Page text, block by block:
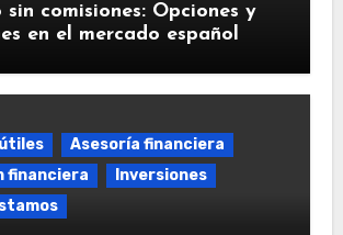
sin comisiones: Opciones y
en el mercado español
Asesoría financiera
financiera
Inversiones